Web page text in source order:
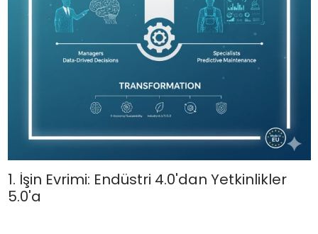
1. İşin Evrimi: Endüstri 4.0'dan Yetkinlikler
5.0'a